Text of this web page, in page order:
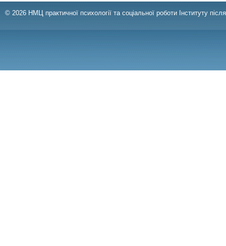
© 2026 НМЦ практичної психології та соціальної роботи Інституту